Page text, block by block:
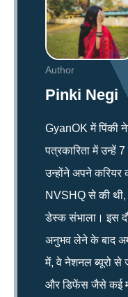
Author
Pinki Negi
GyanOK में पिंकी
पत्रकारिता में उन्हें
उन्होंने अपने
NVSHQ से की
डेस्क संभाला। इस
अनुभव लेने के बाद
में, वे नेशनल ब्यूरो
और डिफेंस जैसे कई